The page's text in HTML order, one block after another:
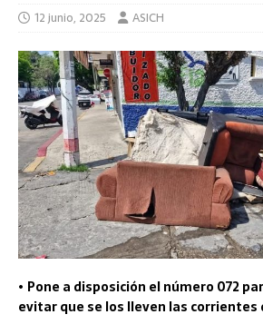
12 junio, 2025 ASICH
• Pone a disposición el número 072
evitar que se los lleven las corrientes